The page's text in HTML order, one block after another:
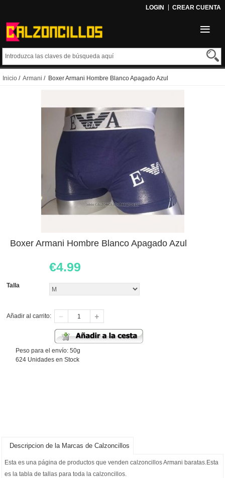
LOGIN CREAR CUENTA
Inicio / Armani / Boxer Armani Hombre Blanco Apagado Azul
Boxer Armani Hombre Blanco Apagado Azul
€4.99
Talla
Añadir al carrito:
Peso para el envío: 50g
624 Unidades en Stock
Descripcion de la Marcas de Calzoncillos
Esta es una página de productos que venden calzoncillos Armani baratas .Esta
es la tabla de tallas para toda la calzoncillos.